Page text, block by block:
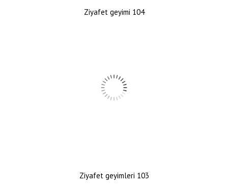
Ziyafet geyimi 104
Ziyafet geyimleri 103